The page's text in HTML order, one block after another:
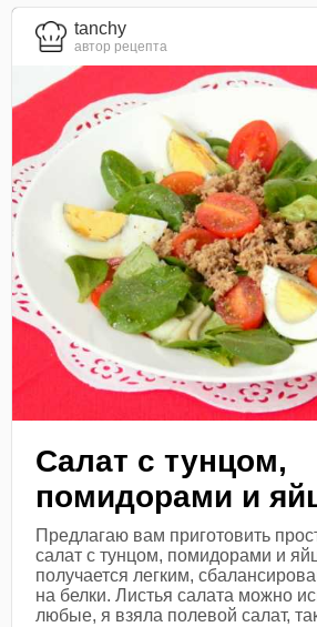
tanchy
автор рецепта
Салат с тунцом,
помидорами и
Предлагаю вам приготовить
салат с тунцом, помидорами и
получается легким,
на белки. Листья салата можно
любые, я взяла полевой салат,